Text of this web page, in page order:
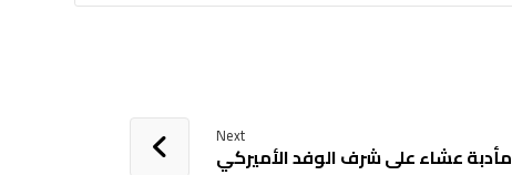
Next
مأدبة عشاء على شرف الوفد الأميركي